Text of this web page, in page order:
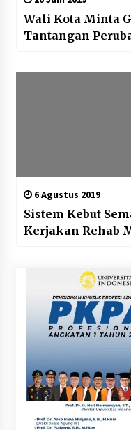
Wali Kota Minta
Tantangan
6 Agustus 2019
Sistem Kebut
Kerjakan Rehab